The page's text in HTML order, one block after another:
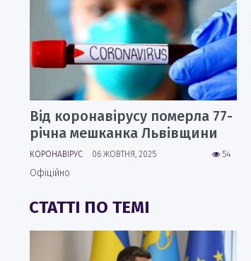
Від коронавірусу померла 77-
річна мешканка Львівщини
54
КОРОНАВІРУС 06 ЖОВТНЯ, 2025
Офіційно
СТАТТІ ПО ТЕМІ